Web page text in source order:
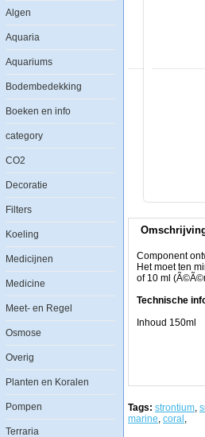
Algen
Aquaria
Aquariums
Bodembedekking
Boeken en info
category
CO2
Decoratie
Filters
Koeling
Medicijnen
Medicine
Meet- en Regel
Osmose
Overig
Planten en Koralen
Pompen
Terraria
jodium
zeeaquarium.
Het
moet
minste
per
dosering
10
druppels
Component
Het moet ten
of 10 ml
Technische
Inhoud 150ml
Tags: strontium,
marine, coral ,